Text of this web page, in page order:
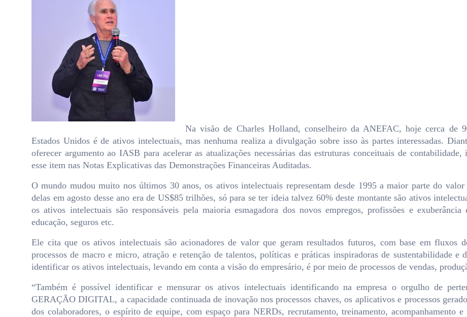
Na visão de Charles Holland, conselheiro da ANEFAC, hoje cerca de
Estados Unidos é de ativos intelectuais, mas nenhuma realiza a divulgação sobre isso às partes interessadas.
oferecer argumento ao IASB para acelerar as atualizações necessárias das estruturas conceituais de
esse item nas Notas Explicativas das Demonstrações Financeiras Auditadas.
O mundo mudou muito nos últimos 30 anos, os ativos intelectuais representam desde 1995 a maior parte do
delas em agosto desse ano era de US$85 trilhões, só para se ter ideia talvez 60% deste montante são ativos
os ativos intelectuais são responsáveis pela maioria esmagadora dos novos empregos, profissões e exuberância
educação, seguros etc.
Ele cita que os ativos intelectuais são acionadores de valor que geram resultados futuros, com base em fluxos
processos de macro e micro, atração e retenção de talentos, políticas e práticas inspiradoras de sustentabilidade
identificar os ativos intelectuais, levando em conta a visão do empresário, é por meio de processos de vendas,
“Também é possível identificar e mensurar os ativos intelectuais identificando na empresa o orgulho de
GERAÇÃO DIGITAL, a capacidade continuada de inovação nos processos chaves, os aplicativos e processos
dos colaboradores, o espírito de equipe, com espaço para NERDs, recrutamento, treinamento, acompanhamento